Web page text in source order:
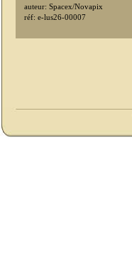
auteur: Spacex/Novapix
réf: e-lus26-00007